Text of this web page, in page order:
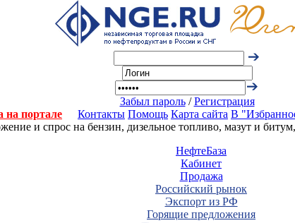
Забыл пароль/Регистрация
на портале
Контакты Помощь Карта сайта В
и спрос на бензин, дизельное топливо, мазут и
НефтеБаза
Кабинет
Продажа
Российский рынок
Экспорт из РФ
Горящие предложения